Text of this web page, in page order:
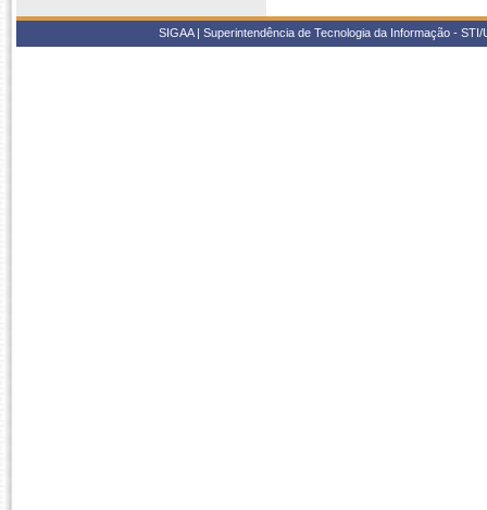
SIGAA | Superintendência de Tecnologia da Informação -